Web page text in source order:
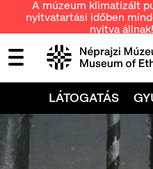
A múzeum klimatizált
nyitvatartási időben
nyitva állnak!
LÁTOGATÁS